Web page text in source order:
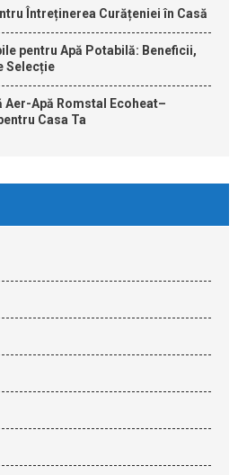
Întreținerea Curățeniei în Casă
pentru Apă Potabilă: Beneficii,
Selecție
Aer-Apă Romstal Ecoheat–
Casa Ta